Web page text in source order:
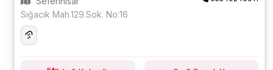
Sığacık Mah.129.Sok. No:16